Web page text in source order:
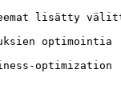
lisätty
optimointia
optimization